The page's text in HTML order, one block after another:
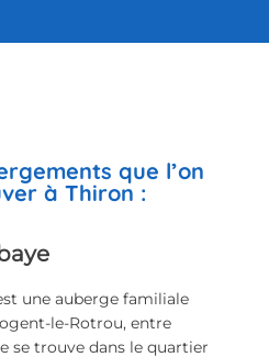
que l’on
à Thiron :
une auberge familiale
le-Rotrou, entre
se trouve dans le quartier